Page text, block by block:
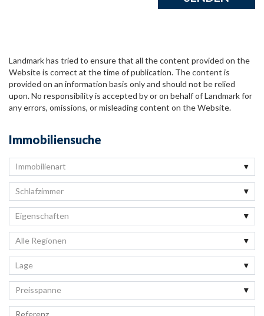
Landmark has tried to ensure that all the content provided on the
Website is correct at the time of publication. The content is
provided on an information basis only and should not be relied
upon. No responsibility is accepted by or on behalf of Landmark for
any errors, omissions, or misleading content on the Website.
Immobiliensuche
Immobilienart
Schlafzimmer
Eigenschaften
Alle Regionen
Lage
Preisspanne